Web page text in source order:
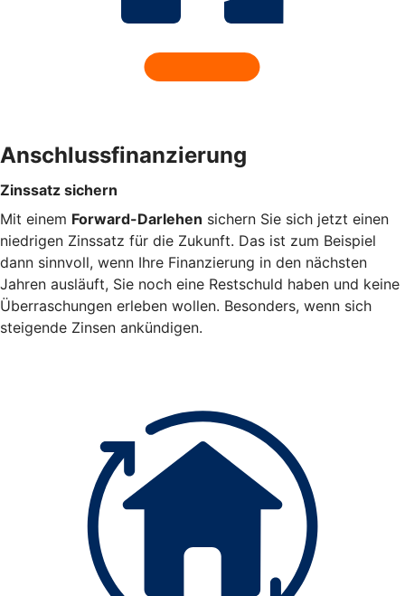
Anschlussfinanzierung
Zinssatz sichern
Mit einem Forward-Darlehen sichern Sie sich jetzt einen
niedrigen Zinssatz für die Zukunft. Das ist zum Beispiel
dann sinnvoll, wenn Ihre Finanzierung in den nächsten
Jahren ausläuft, Sie noch eine Restschuld haben und keine
Überraschungen erleben wollen. Besonders, wenn sich
steigende Zinsen ankündigen.